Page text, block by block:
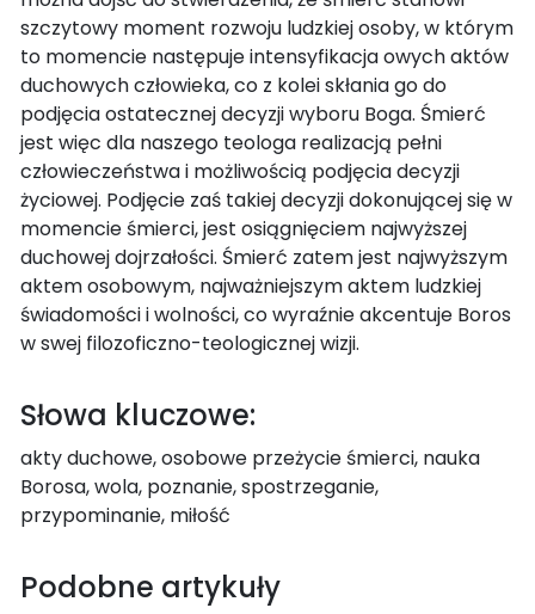
szczytowy moment rozwoju ludzkiej osoby, w którym
to momencie następuje intensyfikacja owych aktów
duchowych człowieka, co z kolei skłania go do
podjęcia ostatecznej decyzji wyboru Boga. Śmierć
jest więc dla naszego teologa realizacją pełni
człowieczeństwa i możliwością podjęcia decyzji
życiowej. Podjęcie zaś takiej decyzji dokonującej się w
momencie śmierci, jest osiągnięciem najwyższej
duchowej dojrzałości. Śmierć zatem jest najwyższym
aktem osobowym, najważniejszym aktem ludzkiej
świadomości i wolności, co wyraźnie akcentuje Boros
w swej filozoficzno-teologicznej wizji.
Słowa kluczowe:
akty duchowe, osobowe przeżycie śmierci, nauka
Borosa, wola, poznanie, spostrzeganie,
przypominanie, miłość
Podobne artykuły